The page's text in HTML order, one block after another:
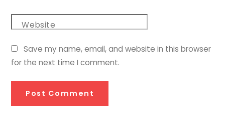
Website
Save my name, email, and website in this browser
for the next time I comment.